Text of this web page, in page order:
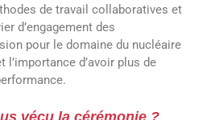
de travail collaboratives et
d’engagement des
pour le domaine du nucléaire
l’importance d’avoir plus de